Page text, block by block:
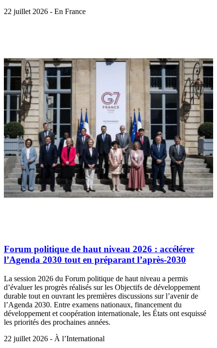
22 juillet 2026 - En France
Forum politique de haut niveau 2026 : accélérer
l’Agenda 2030 tout en préparant l’après-2030
La session 2026 du Forum politique de haut niveau a permis
d’évaluer les progrès réalisés sur les Objectifs de développement
durable tout en ouvrant les premières discussions sur l’avenir de
l’Agenda 2030. Entre examens nationaux, financement du
développement et coopération internationale, les États ont esquissé
les priorités des prochaines années.
22 juillet 2026 - À l’International